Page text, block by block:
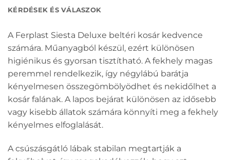
KÉRDÉSEK ÉS VÁLASZOK
A Ferplast Siesta Deluxe beltéri kosár kedvence
számára. Műanyagból készül, ezért különösen
higiénikus és gyorsan tisztítható. A fekhely magas
peremmel rendelkezik, így négylábú barátja
kényelmesen összegömbölyödhet és nekidőlhet a
kosár falának. A lapos bejárat különösen az idősebb
vagy kisebb állatok számára könnyíti meg a fekhely
kényelmes elfoglalását.
A csúszásgátló lábak stabilan megtartják a